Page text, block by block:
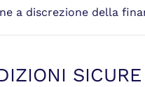
a discrezione della